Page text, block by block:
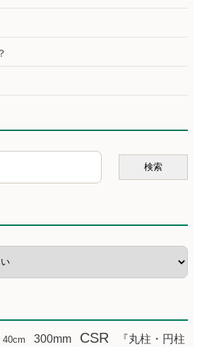
40cm 300mm CSR
『丸柱・円柱